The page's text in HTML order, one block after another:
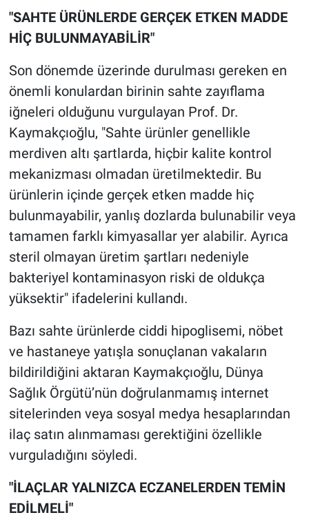
"SAHTE ÜRÜNLERDE GERÇEK ETKEN MADDE
HİÇ BULUNMAYABİLİR"
Son dönemde üzerinde durulması gereken en
önemli konulardan birinin sahte zayıflama
iğneleri olduğunu vurgulayan Prof. Dr.
Kaymakçıoğlu, "Sahte ürünler genellikle
merdiven altı şartlarda, hiçbir kalite kontrol
mekanizması olmadan üretilmektedir. Bu
ürünlerin içinde gerçek etken madde hiç
bulunmayabilir, yanlış dozlarda bulunabilir veya
tamamen farklı kimyasallar yer alabilir. Ayrıca
steril olmayan üretim şartları nedeniyle
bakteriyel kontaminasyon riski de oldukça
yüksektir" ifadelerini kullandı.
Bazı sahte ürünlerde ciddi hipoglisemi, nöbet
ve hastaneye yatışla sonuçlanan vakaların
bildirildiğini aktaran Kaymakçıoğlu, Dünya
Sağlık Örgütü’nün doğrulanmamış internet
sitelerinden veya sosyal medya hesaplarından
ilaç satın alınmaması gerektiğini özellikle
vurguladığını söyledi.
"İLAÇLAR YALNIZCA ECZANELERDEN TEMİN
EDİLMELİ"